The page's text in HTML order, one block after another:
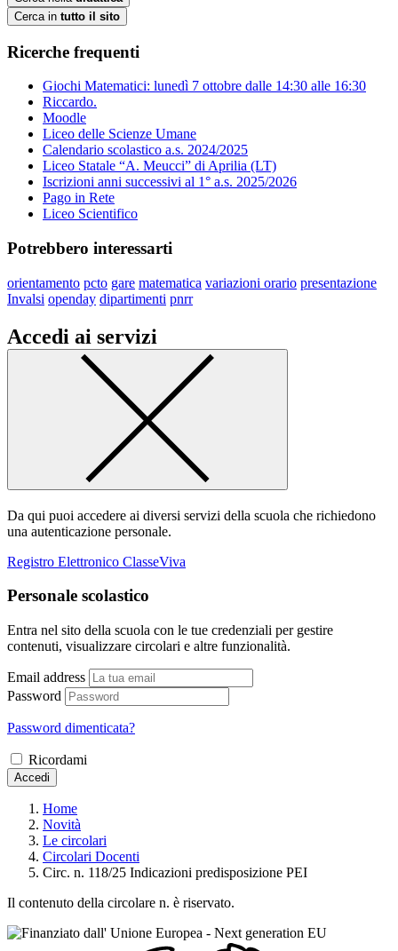
Cerca in tutto il sito
Ricerche frequenti
Giochi Matematici: lunedì 7 ottobre dalle 14:30 alle 16:30
Riccardo.
Moodle
Liceo delle Scienze Umane
Calendario scolastico a.s. 2024/2025
Liceo Statale “A. Meucci” di Aprilia (LT)
Iscrizioni anni successivi al 1° a.s. 2025/2026
Pago in Rete
Liceo Scientifico
Potrebbero interessarti
orientamento pcto gare matematica variazioni orario presentazione
Invalsi openday dipartimenti pnrr
Accedi ai servizi
Da qui puoi accedere ai diversi servizi della scuola che richiedono
una autenticazione personale.
Registro Elettronico ClasseViva
Personale scolastico
Entra nel sito della scuola con le tue credenziali per gestire
contenuti, visualizzare circolari e altre funzionalità.
Email address
Password
Password dimenticata?
Ricordami
Accedi
Home
Novità
Le circolari
Circolari Docenti
Circ. n. 118/25 Indicazioni predisposizione PEI
Il contenuto della circolare n. è riservato.